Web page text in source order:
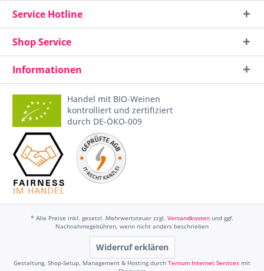
Service Hotline
Shop Service
Informationen
Handel mit BIO-Weinen
kontrolliert und zertifiziert
durch DE-ÖKO-009
* Alle Preise inkl. gesetzl. Mehrwertsteuer zzgl. Versandkosten und ggf.
Nachnahmegebühren, wenn nicht anders beschrieben
Widerruf erklären
Gestaltung, Shop-Setup, Management & Hosting durch Ternum Internet Services mit